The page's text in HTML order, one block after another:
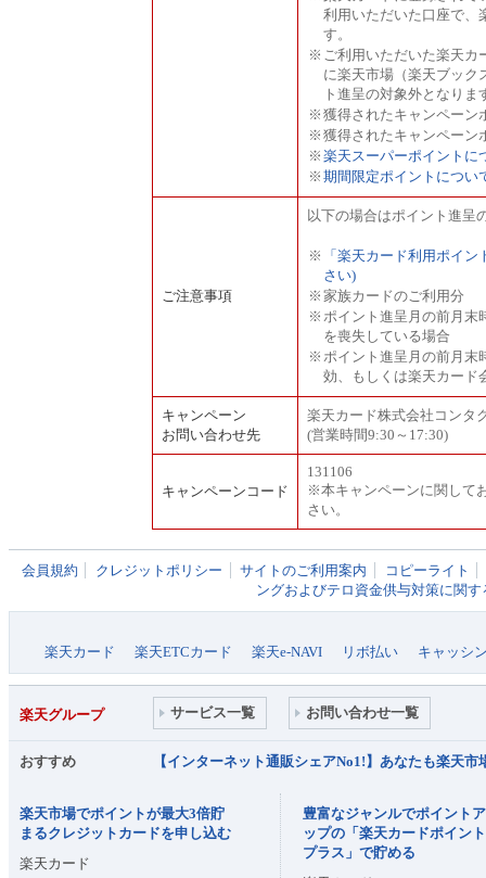
利用いただいた口座で、
す。
※ ご利用いただいた楽天
に楽天市場（楽天ブック
ト進呈の対象外となりま
※ 獲得されたキャンペーン
※ 獲得されたキャンペーン
※ 楽天スーパーポイントに
※ 期間限定ポイントについ
ご注意事項
以下の場合はポイント進呈
※
「楽天カード利用ポイ
さい)
※ 家族カードのご利用分
※ ポイント進呈月の前月末
を喪失している場合
※ ポイント進呈月の前月末
効、もしくは楽天カード
キャンペーン
お問い合わせ先
楽天カード株式会社コンタ
(営業時間9:30～17:30)
キャンペーンコード
131106
※本キャンペーンに関して
さい。
会員規約 クレジットポリシー サイトのご利用案内
コピーライト
ングおよびテロ資金供与対策に関
楽天カード
楽天ETCカード 楽天e-NAVI リボ払い キャッシ
楽天グループ サービス一覧 お問い合わせ一覧
おすすめ 【インターネット通販シェアNo1!】あなたも楽天
楽天市場でポイントが最大3倍貯
まるクレジットカードを申し込む
楽天カード
豊富なジャンルでポイントア
ップの「楽天カードポイント
プラス」で貯める